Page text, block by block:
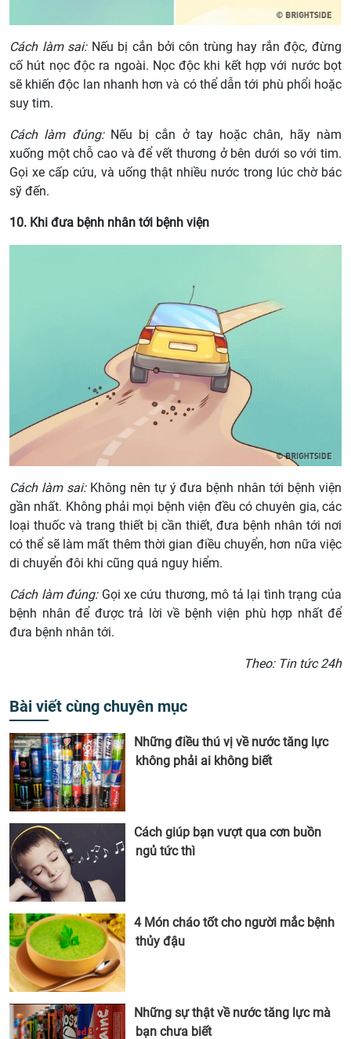
Cách làm sai: Nếu bị cắn bởi côn trùng hay rắn độc, đừng
cố hút nọc độc ra ngoài. Nọc độc khi kết hợp với nước bọt
sẽ khiến độc lan nhanh hơn và có thể dẫn tới phù phổi hoặc
suy tim.
Cách làm đúng:Nếu bị cắn ở tay hoặc chân, hãy nàm
xuống một chỗ cao và để vết thương ở bên dưới so với tim.
Gọi xe cấp cứu, và uống thật nhiều nước trong lúc chờ bác
sỹ đến.
10. Khi đưa bệnh nhân tới bệnh viện
Cách làm sai: Không nên tự ý đưa bệnh nhân tới bệnh viện
gần nhất. Không phải mọi bệnh viện đều có chuyên gia, các
loại thuốc và trang thiết bị cần thiết, đưa bệnh nhân tới nơi
có thể sẽ làm mất thêm thời gian điều chuyển, hơn nữa việc
di chuyển đôi khi cũng quá nguy hiểm.
Cách làm đúng:Gọi xe cứu thương, mô tả lại tình trạng của
bệnh nhân để được trả lời về bệnh viện phù hợp nhất để
đưa bệnh nhân tới.
Theo: Tin tức 24h
Bài viết cùng chuyên mục
Những điều thú vị về nước tăng lực
không phải ai không biết
Cách giúp bạn vượt qua cơn buồn
ngủ tức thì
4 Món cháo tốt cho người mắc bệnh
thủy đậu
Những sự thật về nước tăng lực mà
bạn chưa biết